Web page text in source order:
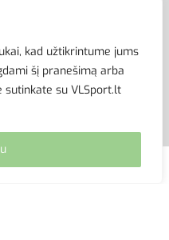
kad užtikrintume jums
šį pranešimą arba
su VLSport.lt